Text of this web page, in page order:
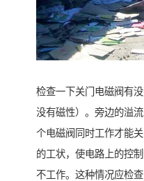
检查一下关门电磁阀有
没有磁性）。旁边的溢
个电磁阀同时工作才能
的工状，使电路上的控
不工作。这种情况应检